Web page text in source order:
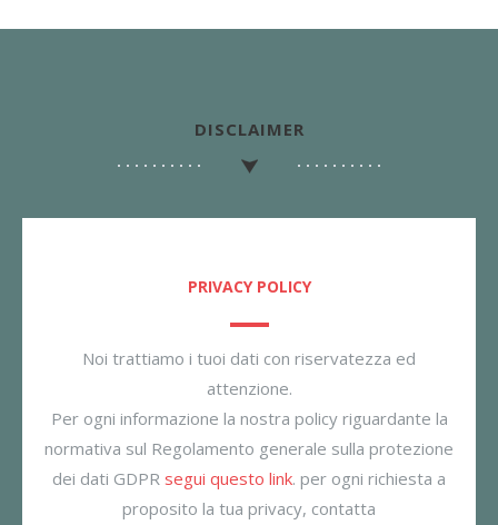
DISCLAIMER
PRIVACY POLICY
Noi trattiamo i tuoi dati con riservatezza ed
attenzione.
Per ogni informazione la nostra policy riguardante la
normativa sul Regolamento generale sulla protezione
dei dati GDPR segui questo link. per ogni richiesta a
proposito la tua privacy, contatta